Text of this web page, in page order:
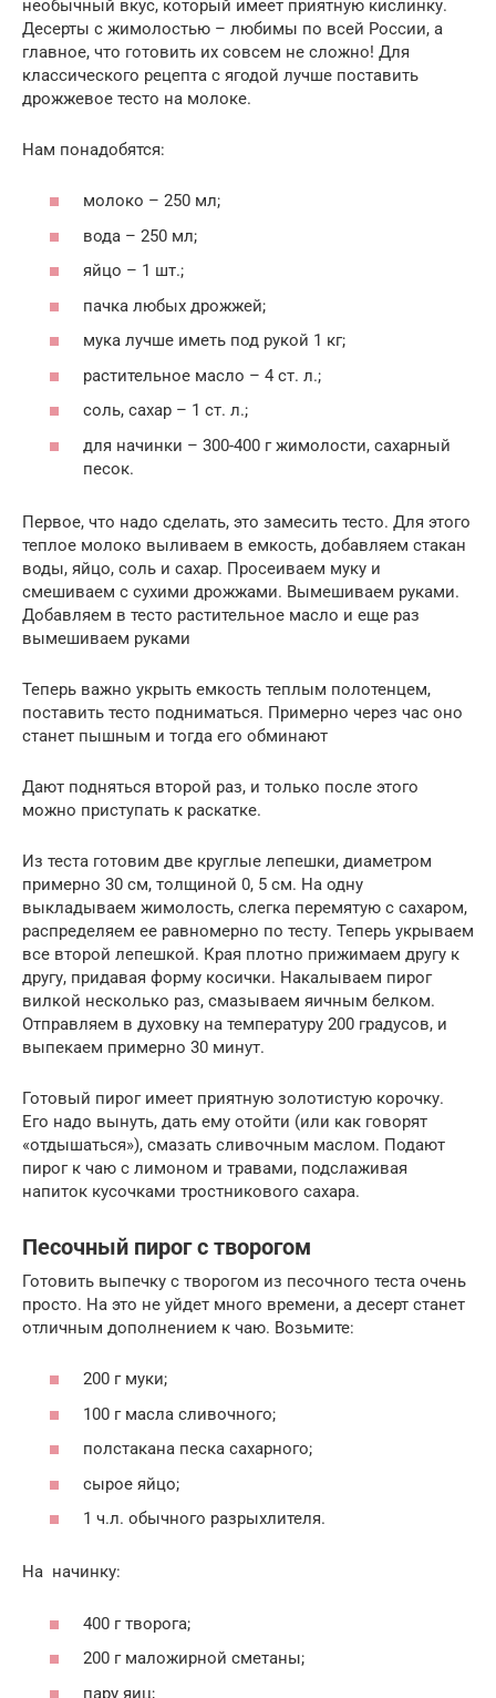
необычный вкус, который имеет приятную кислинку.
Десерты с жимолостью – любимы по всей России, а
главное, что готовить их совсем не сложно! Для
классического рецепта с ягодой лучше поставить
дрожжевое тесто на молоке.
Нам понадобятся:
молоко – 250 мл;
вода – 250 мл;
яйцо – 1 шт.;
пачка любых дрожжей;
мука лучше иметь под рукой 1 кг;
растительное масло – 4 ст. л.;
соль, сахар – 1 ст. л.;
для начинки – 300-400 г жимолости, сахарный
песок.
Первое, что надо сделать, это замесить тесто. Для этого
теплое молоко выливаем в емкость, добавляем стакан
воды, яйцо, соль и сахар. Просеиваем муку и
смешиваем с сухими дрожжами. Вымешиваем руками.
Добавляем в тесто растительное масло и еще раз
вымешиваем руками
Теперь важно укрыть емкость теплым полотенцем,
поставить тесто подниматься. Примерно через час оно
станет пышным и тогда его обминают
Дают подняться второй раз, и только после этого
можно приступать к раскатке.
Из теста готовим две круглые лепешки, диаметром
примерно 30 см, толщиной 0, 5 см. На одну
выкладываем жимолость, слегка перемятую с сахаром,
распределяем ее равномерно по тесту. Теперь укрываем
все второй лепешкой. Края плотно прижимаем другу к
другу, придавая форму косички. Накалываем пирог
вилкой несколько раз, смазываем яичным белком.
Отправляем в духовку на температуру 200 градусов, и
выпекаем примерно 30 минут.
Готовый пирог имеет приятную золотистую корочку.
Его надо вынуть, дать ему отойти (или как говорят
«отдышаться»), смазать сливочным маслом. Подают
пирог к чаю с лимоном и травами, подслаживая
напиток кусочками тростникового сахара.
Песочный пирог с творогом
Готовить выпечку с творогом из песочного теста очень
просто. На это не уйдет много времени, а десерт станет
отличным дополнением к чаю. Возьмите:
200 г муки;
100 г масла сливочного;
полстакана песка сахарного;
сырое яйцо;
1 ч.л. обычного разрыхлителя.
На начинку:
400 г творога;
200 г маложирной сметаны;
пару яиц;